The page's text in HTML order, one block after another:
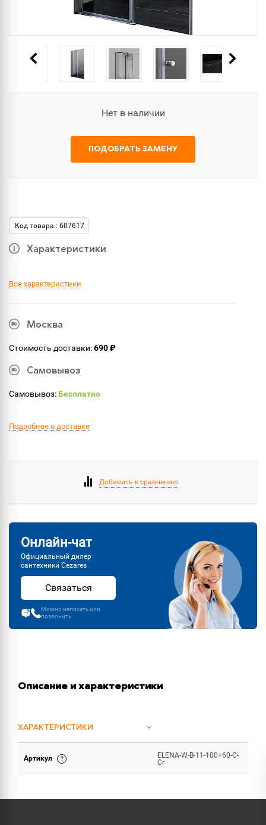
Нет в наличии
ПОДОБРАТЬ ЗАМЕНУ
Код товара : 607617
Характеристики
Все характеристики
Москва
Стоимость доставки:690 ₽
Самовывоз
Самовывоз:Бесплатно
Подробнее о доставке
Добавить к сравнению
Онлайн-чат
Официальный дилер
сантехники Cezares
Связаться
Можно написать или
позвонить
Описание и характеристики
ХАРАКТЕРИСТИКИ
ОБЪЕМ ПОСТАВКИ
Артикул
ELENA-W-B-11-100+60-C-
Cr